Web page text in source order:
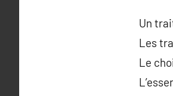
Un
Les
Le